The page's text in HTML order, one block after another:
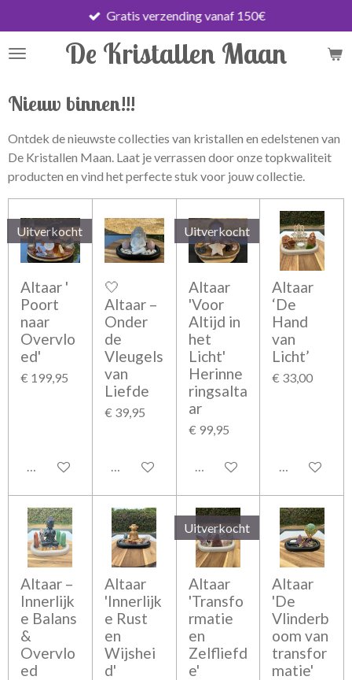
direct
naar
De Kristallen Maan
Gratis verzending vanaf 150€
Nieuw binnen!!!
Ontdek de nieuwste collecties van kristallen en edelstenen van
De Kristallen Maan. Laat je verrassen door onze topkwaliteit
producten en vind het perfecte stuk voor jouw collectie.
Uitverkocht
Altaar '
Poort
naar
Overvlo
ed'
€ 199,95
Houd mij op de hoogte
🤍
Altaar –
Onder
de
Vleugels
van
Liefde
€ 39,95
In winkelwagen
Uitverkocht
Altaar
'Voor
Altijd in
het
Licht'
Herinne
ringsalta
ar
€ 99,95
Houd mij op de hoogte
Altaar
‘De
Hand
van
Licht’
€ 33,00
In
Altaar –
Innerlijk
e Balans
&
Overvlo
ed
Altaar
'Innerlijk
e Rust
en
Wijshei
d'
Uitverkocht
Altaar
'Transfo
rmatie
en
Zelfliefd
e'
Altaar
'De
Vlinderb
oom van
transfor
matie'